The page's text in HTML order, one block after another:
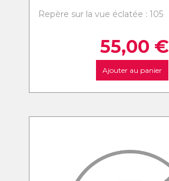
Repère sur la vue éclatée : 105
55,00 €
Ajouter au panier